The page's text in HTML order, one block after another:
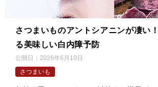
さつまいものアントシアニンが凄い
る美味しい白内障予防
公開日： 2026年6月10日
さつまいも